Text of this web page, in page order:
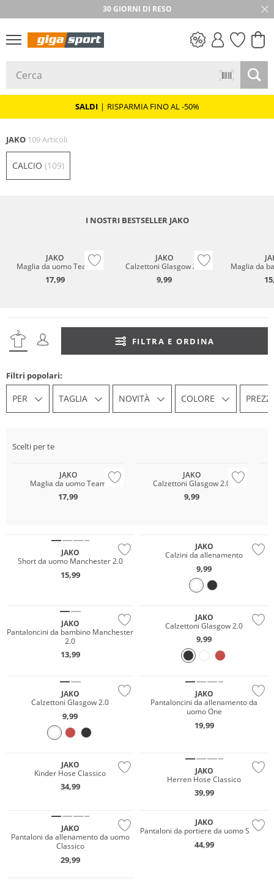
30 GIORNI DI RESO
SALDI | RISPARMIA FINO AL -50%
JAKO 109 Articoli
CALCIO (109)
I NOSTRI BESTSELLER JAKO
JAKO
Maglia da uomo Team
17,99
JAKO
Calzettoni Glasgow 2.0
9,99
Maglia da
FILTRA E ORDINA
Filtri popolari:
PER TAGLIA NOVITÀ COLORE
Scelti per te
JAKO
Maglia da uomo Team
17,99
JAKO
Calzettoni Glasgow 2.0
9,99
JAKO
Short da uomo Manchester 2.0
15,99
JAKO
Calzini da allenamento
9,99
JAKO
Pantaloncini da bambino Manchester
2.0
13,99
JAKO
Calzettoni Glasgow 2.0
9,99
JAKO
Calzettoni Glasgow 2.0
9,99
JAKO
Pantaloncini da allenamento da
uomo One
19,99
JAKO
Kinder Hose Classico
34,99
JAKO
Herren Hose Classico
39,99
JAKO
Pantaloni da allenamento da uomo
Classico
29,99
JAKO
Pantaloni da portiere da uomo Striker
44,99